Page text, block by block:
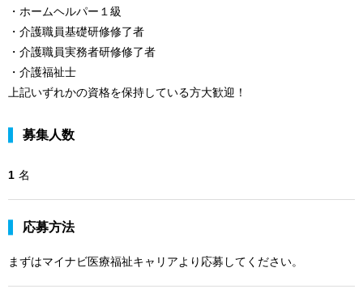
・ホームヘルパー１級
・介護職員基礎研修修了者
・介護職員実務者研修修了者
・介護福祉士
上記いずれかの資格を保持している方大歓迎！
募集人数
1 名
応募方法
まずはマイナビ医療福祉キャリアより応募してください。